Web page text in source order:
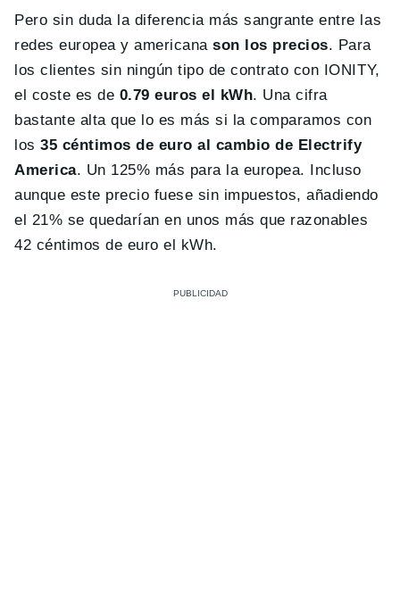
Pero sin duda la diferencia más sangrante entre las
redes europea y americanason los precios. Para
los clientes sin ningún tipo de contrato con IONITY,
el coste es de 0.79 euros el kWh. Una cifra
bastante alta que lo es más si la comparamos con
los35 céntimos de euro al cambio de Electrify
America. Un 125% más para la europea. Incluso
aunque este precio fuese sin impuestos, añadiendo
el 21% se quedarían en unos más que razonables
42 céntimos de euro el kWh.